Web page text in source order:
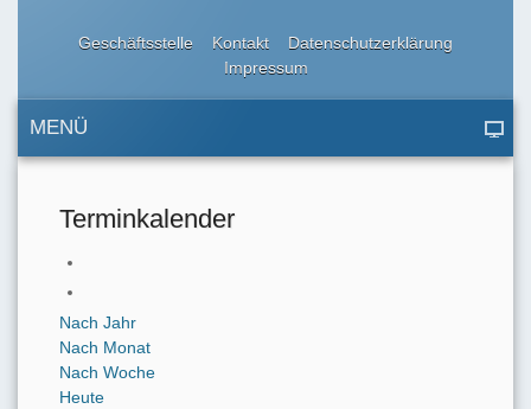
Geschäftsstelle Kontakt
Datenschutzerklärung
Impressum
MENÜ
Terminkalender
Nach Jahr
Nach Monat
Nach Woche
Heute